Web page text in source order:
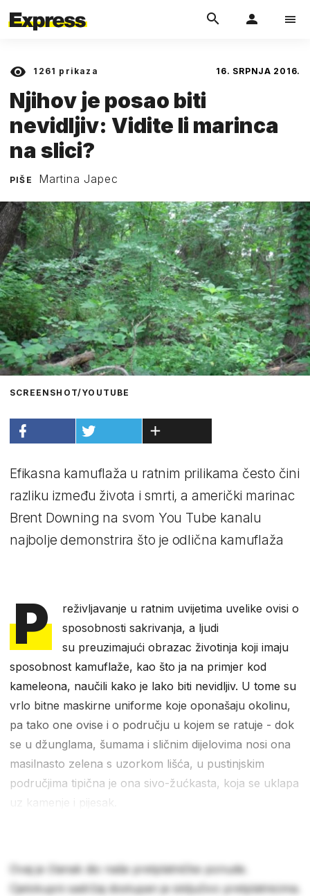
1261 prikaza 16. SRPNJA 2016.
Njihov je posao biti
nevidljiv: Vidite li marinca
na slici?
PIŠE Martina Japec
SCREENSHOT/YOUTUBE
Efikasna kamuflaža u ratnim prilikama često čini
razliku između života i smrti, a američki marinac
Brent Downing na svom You Tube kanalu
najbolje demonstrira što je odlična kamuflaža
P reživljavanje u ratnim uvijetima uvelike ovisi o
sposobnosti sakrivanja, a ljudi
su preuzimajući obrazac životinja koji imaju
sposobnost kamuflaže, kao što ja na primjer kod
kameleona, naučili kako je lako biti nevidljiv. U tome su
vrlo bitne maskirne uniforme koje oponašaju okolinu,
pa tako one ovise i o području u kojem se ratuje - dok
se u džunglama, šumama i sličnim dijelovima nosi ona
masilnasto zelena s uzorkom lišća, u pustinjskim
područjima tipična je ona sivo-žućkasta, koja se uklapa
uz kamenje i pijesak.
Ovaj je članak dio naše pretplatničke ponude.
Cjelokupni sadržaj dostupan je isključivo pretplatnicima.